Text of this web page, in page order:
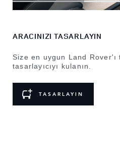
ARACINIZI TASARLAYIN
Size en uygun Land Rover'ı
tasarlayıcıyı kulanın.
TASARLAYIN